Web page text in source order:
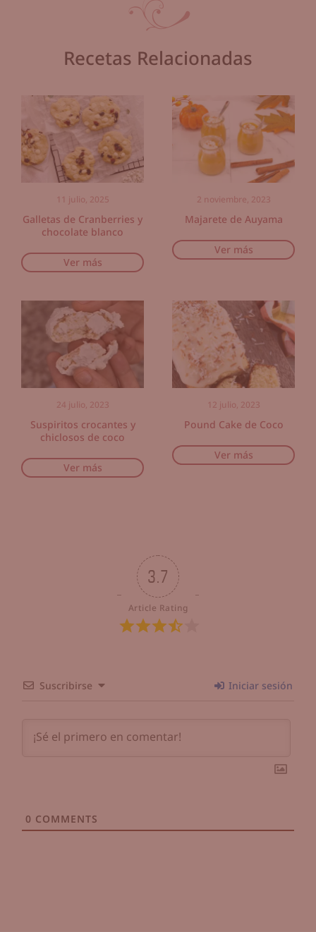
Recetas Relacionadas
11 julio, 2025
Galletas de Cranberries y
chocolate blanco
Ver más
2 noviembre, 2023
Majarete de Auyama
Ver más
24 julio, 2023
Suspiritos crocantes y
chiclosos de coco
Ver más
12 julio, 2023
Pound Cake de Coco
Ver más
3.7
Article Rating
Suscribirse Iniciar sesión
0 COMMENTS